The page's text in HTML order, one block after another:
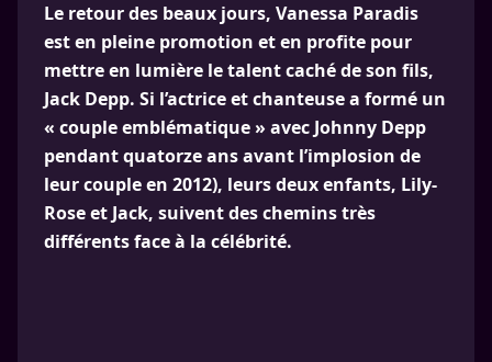
Le retour des beaux jours, Vanessa Paradis
est en pleine promotion et en profite pour
mettre en lumière le talent caché de son fils,
Jack Depp. Si l’actrice et chanteuse a formé un
« couple emblématique » avec Johnny Depp
pendant quatorze ans avant l’implosion de
leur couple en 2012), leurs deux enfants, Lily-
Rose et Jack, suivent des chemins très
différents face à la célébrité.